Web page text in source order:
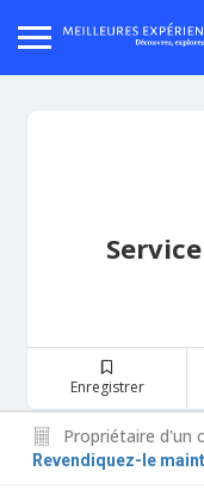
Enregistrer
Propriétaire d'un
Revendiquez-le